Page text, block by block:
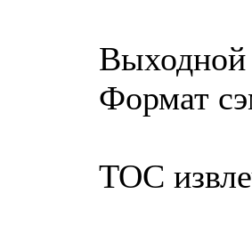
Выходной
Формат
TOC